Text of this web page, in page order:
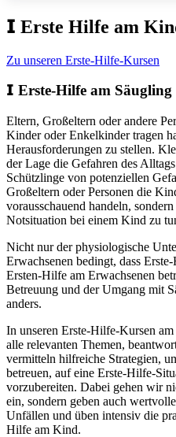
𝗜 Erste Hilfe am
Zu unseren Erste-Hilfe-Kursen
𝗜 Erste-Hilfe am
Eltern, Großeltern oder andere
Kinder oder Enkelkinder tragen
Herausforderungen zu stellen.
der Lage die Gefahren des
Schützlinge von potenziellen
Großeltern oder Personen die
vorausschauend handeln,
Notsituation bei einem Kind zu
Nicht nur der physiologische
Erwachsenen bedingt, dass
Ersten-Hilfe am Erwachsenen
Betreuung und der Umgang mit
anders.
In unseren Erste-Hilfe-Kursen
alle relevanten Themen,
vermitteln hilfreiche Strategien,
betreuen, auf eine Erste-Hilfe-
vorzubereiten. Dabei gehen wir
ein, sondern geben auch
Unfällen und üben intensiv die
Hilfe am Kind.